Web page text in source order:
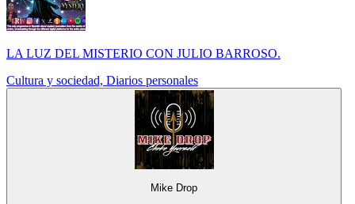
LA LUZ DEL MISTERIO CON JULIO BARROSO.
Cultura y sociedad, Diarios personales
Mike Drop